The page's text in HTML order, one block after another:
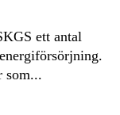
ett antal
som...